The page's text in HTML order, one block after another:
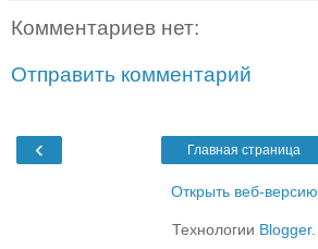
Комментариев нет:
Отправить комментарий
‹ Главная страница
Открыть веб-версию
Технологии Blogger.